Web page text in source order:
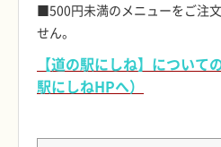
■500円未満のメニューをご注
せん。
【道の駅にしね】について
駅にしねHPへ）